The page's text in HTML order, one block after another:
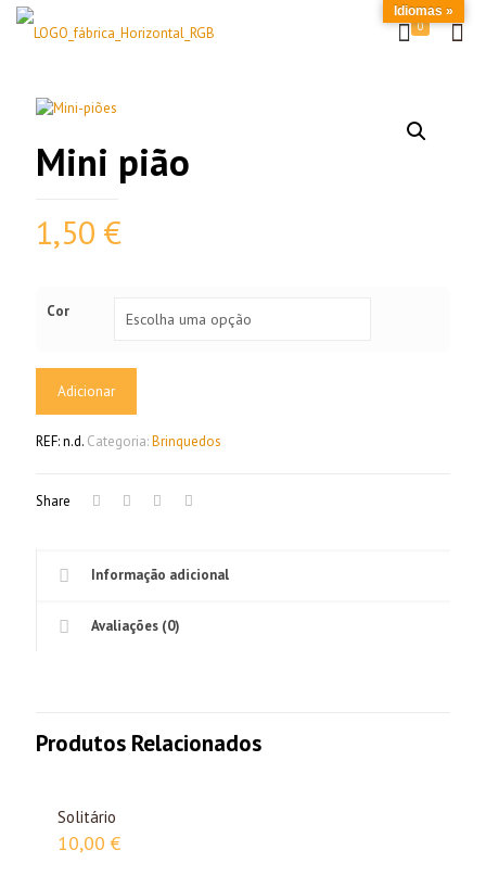
0
Mini pião
1,50 €
Cor
Adicionar
REF:n.d. Categoria:Brinquedos
Share
Informação adicional
Avaliações (0)
Produtos Relacionados
Solitário
10,00 €
Idiomas »